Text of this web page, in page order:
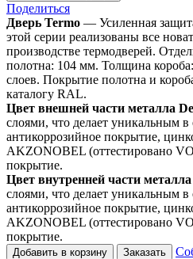
Поделиться
Дверь Termo — Усиленная
этой серии реализованы все
производстве термодверей.
полотна: 104 мм. Толщина
слоев. Покрытие полотна и
каталогу RAL.
Цвет внешней части металла
слоями, что делает уникальным в
антикоррозийное покрытие,
AKZONOBEL (оттестировано
покрытие.
Цвет внутренней части
слоями, что делает уникальным в
антикоррозийное покрытие,
AKZONOBEL (оттестировано
покрытие.
Добавить в корзину Заказать